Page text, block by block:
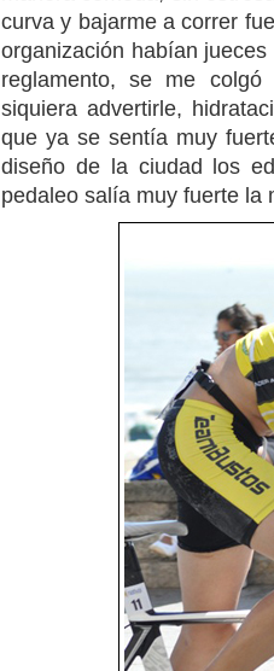
curva y bajarme a correr
organización habían
reglamento, se me
siquiera advertirle,
que ya se sentía muy
diseño de la ciudad los
pedaleo salía muy fuerte la